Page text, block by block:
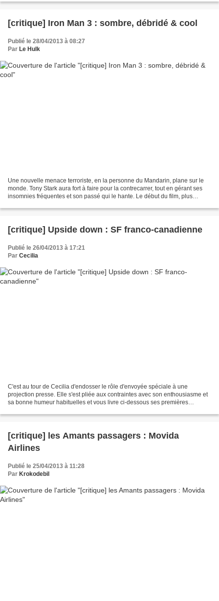
[critique] Iron Man 3 : sombre, débridé & cool
Publié le 28/04/2013 à 08:27
Par Le Hulk
Une nouvelle menace terroriste, en la personne du Mandarin, plane sur le
monde. Tony Stark aura fort à faire pour la contrecarrer, tout en gérant ses
insomnies fréquentes et son passé qui le hante. Le début du film, plus
[critique] Upside down : SF franco-canadienne
Publié le 26/04/2013 à 17:21
Par Cecilia
C'est au tour de Cecilia d'endosser le rôle d'envoyée spéciale à une
projection presse. Elle s'est pliée aux contraintes avec son enthousiasme et
sa bonne humeur habituelles et vous livre ci-dessous ses premières
[critique] les Amants passagers : Movida
Airlines
Publié le 25/04/2013 à 11:28
Par Krokodebil